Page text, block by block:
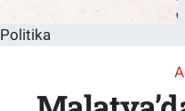
Politika